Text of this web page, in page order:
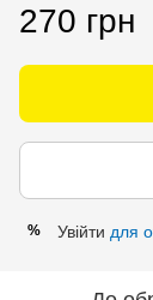
270 грн
% Увійти для